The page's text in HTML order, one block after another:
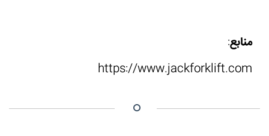
منابع:
https://www.jackforklift.com